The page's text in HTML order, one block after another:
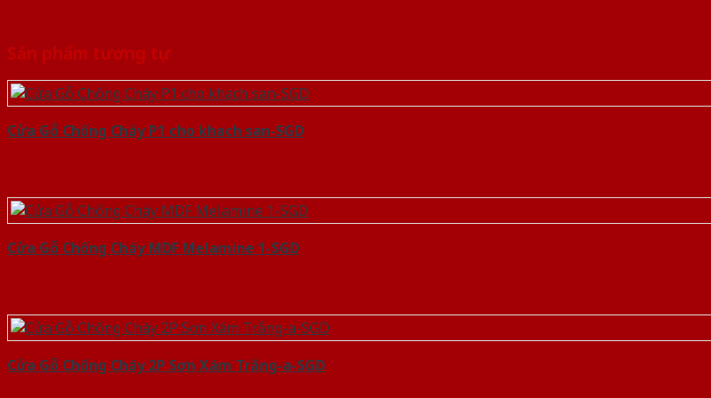
Sản phẩm tương tự
Cửa Gỗ Chống Cháy P1 cho khach san-SGD
Cửa Gỗ Chống Cháy MDF Melamine 1-SGD
Cửa Gỗ Chống Cháy 2P Sơn Xám Trắng-a-SGD